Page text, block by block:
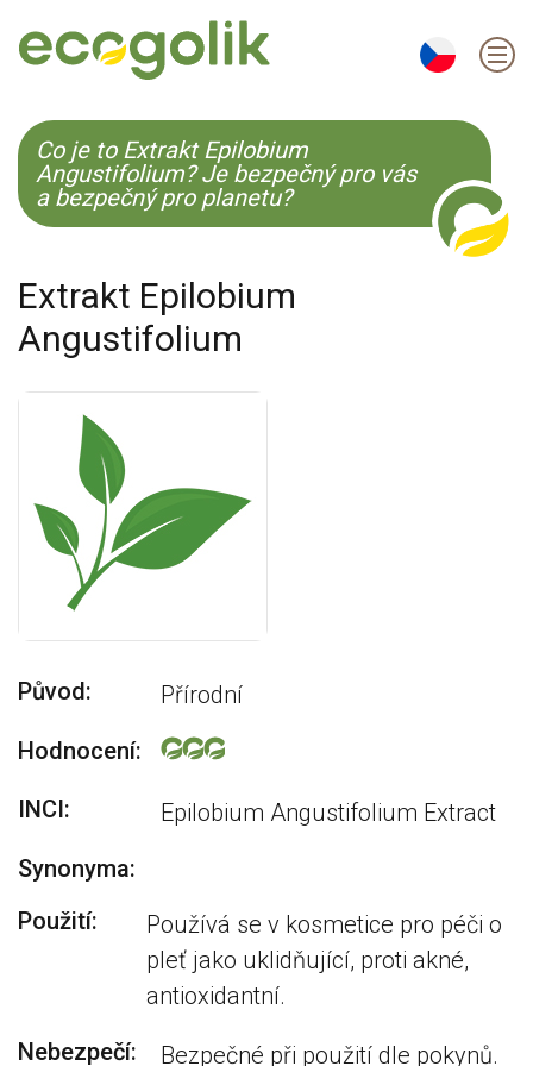
EN ES KO
Co je to Extrakt Epilobium
Angustifolium? Je bezpečný pro vás
a bezpečný pro planetu?
Extrakt Epilobium
Angustifolium
Původ:
Přírodní
Hodnocení:
INCI:
Epilobium Angustifolium Extract
Synonyma:
Použití:
Používá se v kosmetice pro péči o
pleť jako uklidňující, proti akné,
antioxidantní.
Nebezpečí:
Bezpečné při použití dle pokynů.